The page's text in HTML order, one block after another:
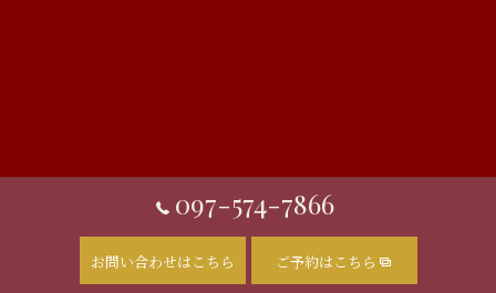
097-574-7866
お問い合わせはこちら ご予約はこちら